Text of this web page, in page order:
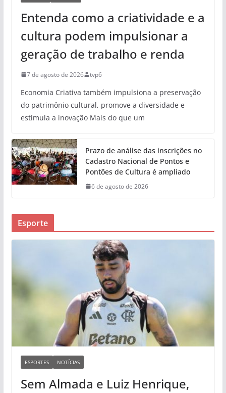
Entenda como a criatividade e a
cultura podem impulsionar a
geração de trabalho e renda
7 de agosto de 2026 tvp6
Economia Criativa também impulsiona a preservação
do patrimônio cultural, promove a diversidade e
estimula a inovação Mais do que um
Prazo de análise das inscrições no
Cadastro Nacional de Pontos e
Pontões de Cultura é ampliado
6 de agosto de 2026
Esporte
ESPORTES NOTÍCIAS
Sem Almada e Luiz Henrique,